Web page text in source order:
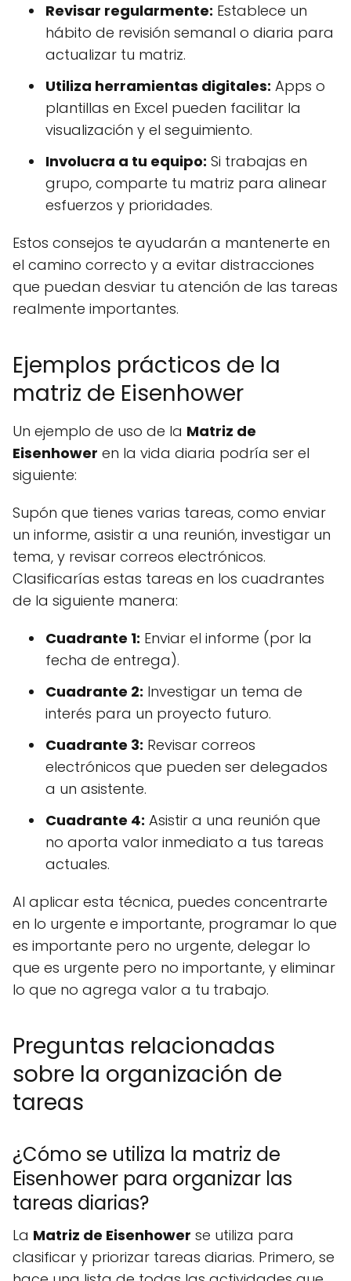
Revisar regularmente: Establece un
hábito de revisión semanal o diaria para
actualizar tu matriz.
Utiliza herramientas digitales: Apps o
plantillas en Excel pueden facilitar la
visualización y el seguimiento.
Involucra a tu equipo: Si trabajas en
grupo, comparte tu matriz para alinear
esfuerzos y prioridades.
Estos consejos te ayudarán a mantenerte en
el camino correcto y a evitar distracciones
que puedan desviar tu atención de las tareas
realmente importantes.
Ejemplos prácticos de la
matriz de Eisenhower
Un ejemplo de uso de la Matriz de
Eisenhower en la vida diaria podría ser el
siguiente:
Supón que tienes varias tareas, como enviar
un informe, asistir a una reunión, investigar un
tema, y revisar correos electrónicos.
Clasificarías estas tareas en los cuadrantes
de la siguiente manera:
Cuadrante 1: Enviar el informe (por la
fecha de entrega).
Cuadrante 2: Investigar un tema de
interés para un proyecto futuro.
Cuadrante 3: Revisar correos
electrónicos que pueden ser delegados
a un asistente.
Cuadrante 4: Asistir a una reunión que
no aporta valor inmediato a tus tareas
actuales.
Al aplicar esta técnica, puedes concentrarte
en lo urgente e importante, programar lo que
es importante pero no urgente, delegar lo
que es urgente pero no importante, y eliminar
lo que no agrega valor a tu trabajo.
Preguntas relacionadas
sobre la organización de
tareas
¿Cómo se utiliza la matriz de
Eisenhower para organizar las
tareas diarias?
La Matriz de Eisenhower se utiliza para
clasificar y priorizar tareas diarias. Primero, se